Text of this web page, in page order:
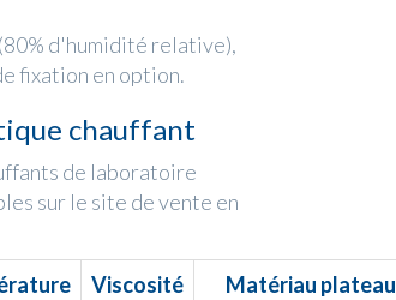
d'humidité relative),
fixation en option.
chauffant
de laboratoire
sur le site de vente en
Viscosité Matériau plateau